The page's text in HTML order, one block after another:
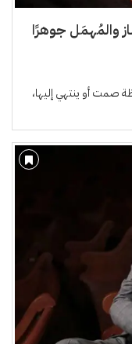
والمُهمَل جوهرًا
صمت أو ينتهي إليها،